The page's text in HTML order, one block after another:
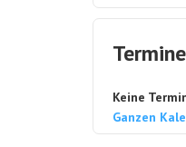
Termine
Keine
Ganzen